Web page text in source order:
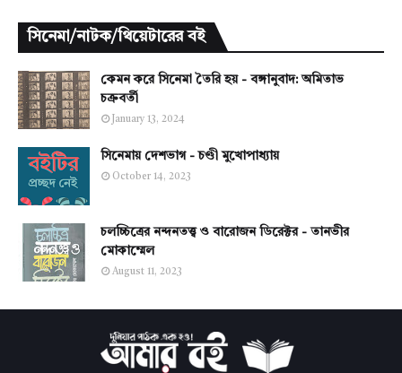
সিনেমা/নাটক/থিয়েটারের বই
কেমন করে সিনেমা তৈরি হয় - বঙ্গানুবাদ: অমিতাভ
চক্রবর্তী
January 13, 2024
সিনেমায় দেশভাগ - চণ্ডী মুখোপাধ্যায়
October 14, 2023
চলচ্চিত্রের নন্দনতত্ত্ব ও বারোজন ডিরেক্টর - তানভীর
মোকাম্মেল
August 11, 2023